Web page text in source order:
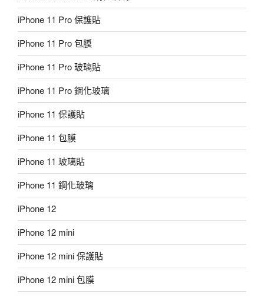
iPhone 11 Pro 保護貼
iPhone 11 Pro 包膜
iPhone 11 Pro 玻璃貼
iPhone 11 Pro 鋼化玻璃
iPhone 11 保護貼
iPhone 11 包膜
iPhone 11 玻璃貼
iPhone 11 鋼化玻璃
iPhone 12
iPhone 12 mini
iPhone 12 mini 保護貼
iPhone 12 mini 包膜